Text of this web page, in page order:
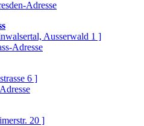
Ausserwald 1 ]
6 ]
20 ]